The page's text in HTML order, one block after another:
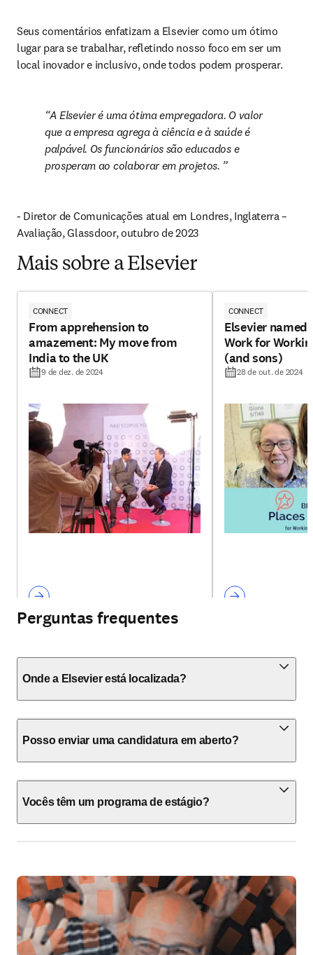
Seus comentários enfatizam a Elsevier como um ótimo
lugar para se trabalhar, refletindo nosso foco em ser um
local inovador e inclusivo, onde todos podem prosperar.
A Elsevier é uma ótima empregadora. O valor
que a empresa agrega à ciência e à saúde é
palpável. Os funcionários são educados e
prosperam ao colaborar em projetos.
- Diretor de Comunicações atual em Londres, Inglaterra –
Avaliação, Glassdoor, outubro de 2023
Mais sobre a Elsevier
CONNECT
From apprehension to
amazement: My move from
India to the UK
9 de dez. de 2024
CONNECT
Elsevier named
Work for
(and sons)
28 de out. de 2024
Perguntas frequentes
Onde a Elsevier está localizada?
Posso enviar uma candidatura em aberto?
Vocês têm um programa de estágio?